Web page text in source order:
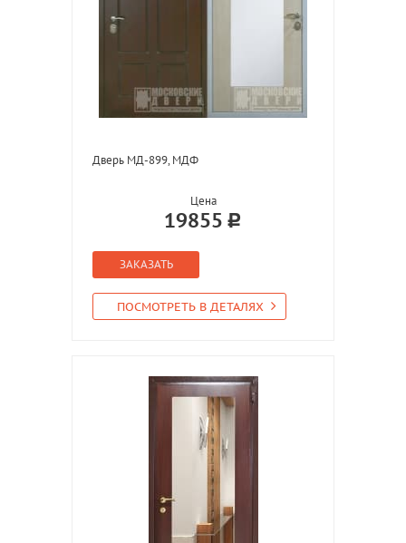
Дверь МД-899, МДФ
Цена
19855
ЗАКАЗАТЬ
ПОСМОТРЕТЬ В ДЕТАЛЯХ